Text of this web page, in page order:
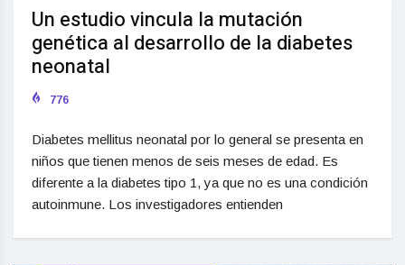
Un estudio vincula la mutación
genética al desarrollo de la diabetes
neonatal
776
Diabetes mellitus neonatal por lo general se presenta en
niños que tienen menos de seis meses de edad. Es
diferente a la diabetes tipo 1, ya que no es una condición
autoinmune. Los investigadores entienden